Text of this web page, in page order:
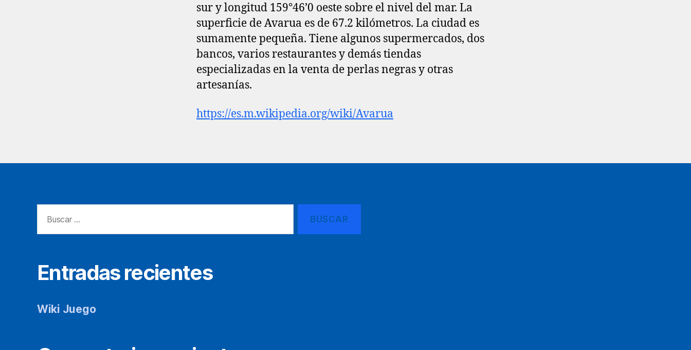
sur y longitud 159°46’0 oeste sobre el nivel del mar. La
superficie de Avarua es de 67.2 kilómetros. La ciudad es
sumamente pequeña. Tiene algunos supermercados, dos
bancos, varios restaurantes y demás tiendas
especializadas en la venta de perlas negras y otras
artesanías.
https://es.m.wikipedia.org/wiki/Avarua
Entradas recientes
Wiki Juego